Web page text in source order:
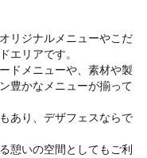
リジナルメニューやこだ
エリアです。
ドメニューや、素材や製
豊かなメニューが揃って
あり、デザフェスならで
憩いの空間としてもご利